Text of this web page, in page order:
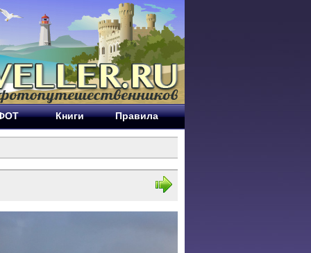
Книги Правила